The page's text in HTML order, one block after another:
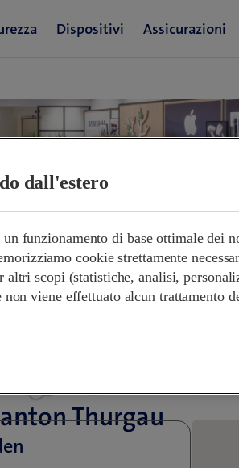
orari di
Swisscom World Partner
Thurgau
dall'estero
funzionamento di base ottimale dei
cookie strettamente
scopi (statistiche, analisi,
viene effettuato alcun trattamento